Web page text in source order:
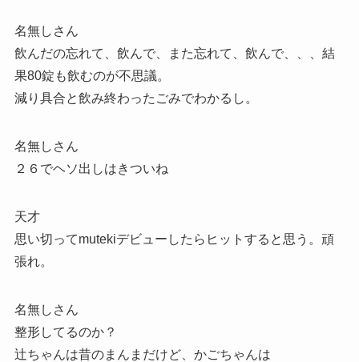
名無しさん
飲んだの忘れて、飲んで、また忘れて、飲んで、、、結
果80錠も飲むのが不思議。
減り具合と飲み終わったごみでわかるし。
名無しさん
２６でヘソ出しはきついね
天才
思い切ってmutekiデビューしたらヒットすると思う。頑
張れ。
名無しさん
整形してるのか？
辻ちゃんは昔のまんまだけど、かごちゃんは